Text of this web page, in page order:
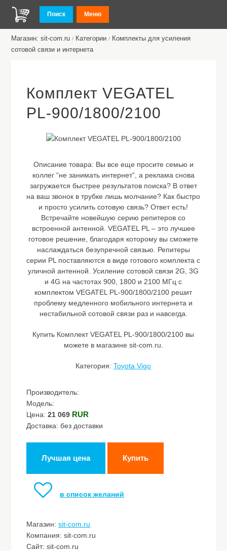
Поиск Меню
Магазин: sit-com.ru / Категории / Комплекты для усиления
сотовой связи и интернета
Комплект VEGATEL
PL-900/1800/2100
Описание товара: Вы все еще просите семью и
коллег “не занимать интернет”, а реклама снова
загружается быстрее результатов поиска? В ответ
на ваш звонок в трубке лишь молчание? Как быстро
и просто усилить сотовую связь? Ответ есть!
Встречайте новейшую серию репитеров со
встроенной антенной. VEGATEL PL – это лучшее
готовое решение, благодаря которому вы сможете
наслаждаться безупречной связью. Репитеры
серии PL поставляются в виде готового комплекта с
уличной антенной. Усиление сотовой связи 2G, 3G
и 4G на частотах 900, 1800 и 2100 МГц с
комплектом VEGATEL PL-900/1800/2100 решит
проблему медленного мобильного интернета и
нестабильной сотовой связи раз и навсегда.
Купить Комплект VEGATEL PL-900/1800/2100 вы
можете в магазине sit-com.ru.
Категория:Toyota Vigo
Производитель:
Модель:
Цена:21 069 RUR
Доставка: без доставки
Лучшая цена Купить
в список желаний
Магазин:sit-com.ru
Компания: sit-com.ru
Сайт: sit-com.ru